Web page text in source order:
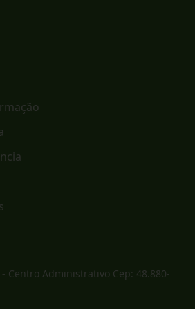
Centro Administrativo Cep: 48.880-